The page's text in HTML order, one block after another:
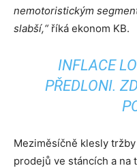
nemotoristickým
slabší,“říká ekonom KB.
INFLACE
PŘEDLONI.
Meziměsíčně klesly
prodejů ve stáncích a na